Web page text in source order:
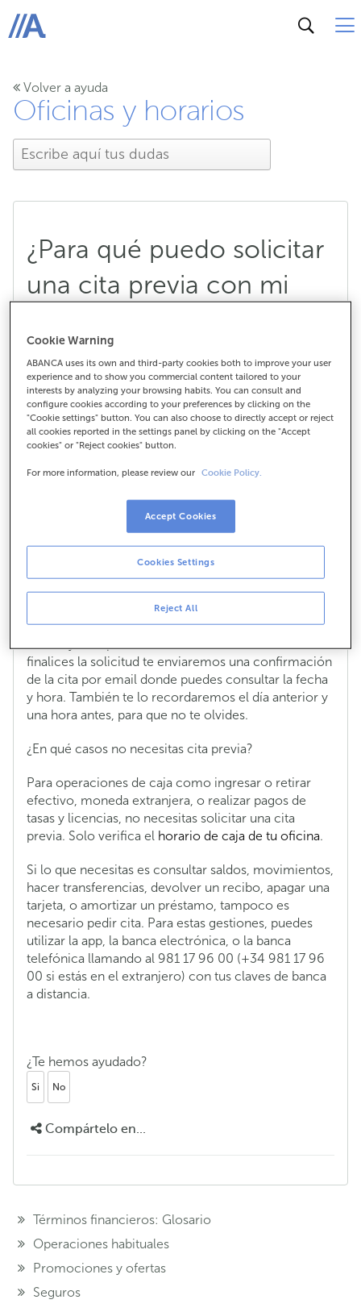
ABANCA
Volver a ayuda
Oficinas y horarios
¿Para qué puedo solicitar
una cita previa con mi
¿Para qué puedo solicitar una cita
previa con mi gestor?
Puedes pedir una cita para informarte o solicitar
productos que te interesen, como préstamos,
tarjetas, seguros, entre otros. Además, también
relacionados con productos que ya tienes
contratados, especialmente si necesitas hacer
para tramitar una herencia o actualizar
autorizaciones de cuenta porque tu hijo ha
alcanzado la mayoría de edad.
Si te interesa solicitar una cita previa, pulsa eneste
enlacey te explicamos cómo hacerlo. Una vez
finalices la solicitud te enviaremos una confirmación
de la cita por email donde puedes consultar la fecha
y hora. También te lo recordaremos el día anterior y
una hora antes, para que no te olvides.
¿En qué casos no necesitas cita previa?
Para operaciones de caja como ingresar o retirar
efectivo, moneda extranjera, o realizar pagos de
tasas y licencias, no necesitas solicitar una cita
previa. Solo verifica el horario de caja de tu oficina.
Si lo que necesitas es consultar saldos, movimientos,
hacer transferencias, devolver un recibo, apagar una
tarjeta, o amortizar un préstamo, tampoco es
necesario pedir cita. Para estas gestiones, puedes
utilizar la app, la banca electrónica, o la banca
telefónica llamando al 981 17 96 00 (+34 981 17 96
00 si estás en el extranjero) con tus claves de banca
a distancia.
¿Te hemos ayudado?
Si No
Compártelo en...
Términos financieros: Glosario
Operaciones habituales
Promociones y ofertas
Seguros
Cookie Warning
ABANCA uses its own and third-party cookies both to improve your user
experience and to show you commercial content tailored to your
interests by analyzing your browsing habits. You can consult and
configure cookies according to your preferences by clicking on the
"Cookie settings" button. You can also choose to directly accept or reject
all cookies reported in the settings panel by clicking on the "Accept
cookies" or "Reject cookies" button.
For more information, please review our Cookie Policy.
Reject All
Cookies Settings
Accept Cookies